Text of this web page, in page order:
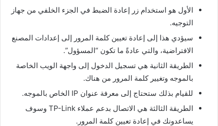
الأول هو استخدام زر إعادة الضبط في الجزء الخلفي من جهاز
التوجيه.
سيؤدي هذا إلى إعادة تعيين كلمة المرور إلى إعدادات المصنع
الافتراضية، والتي عادةً ما تكون “المسؤول”.
الطريقة الثانية هي تسجيل الدخول إلى واجهة الويب الخاصة
بالموجه وتغيير كلمة المرور من هناك.
للقيام بذلك ستحتاج إلى معرفة عنوان IP الخاص بالموجه.
الطريقة الثالثة هي الاتصال بدعم عملاء TP-Link وسوف
يساعدونك في إعادة تعيين كلمة المرور.